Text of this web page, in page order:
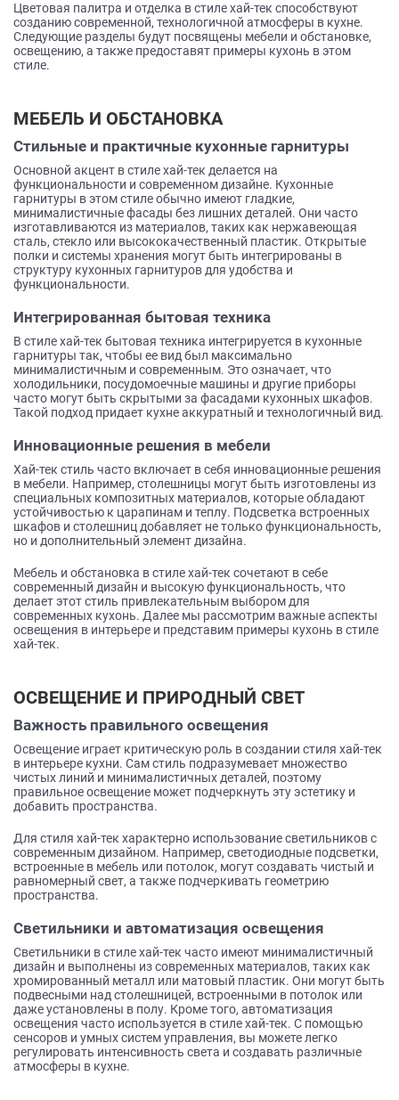
Цветовая палитра и отделка в стиле хай-тек способствуют
созданию современной, технологичной атмосферы в кухне.
Следующие разделы будут посвящены мебели и обстановке,
освещению, а также предоставят примеры кухонь в этом
стиле.
МЕБЕЛЬ И ОБСТАНОВКА
Стильные и практичные кухонные гарнитуры
Основной акцент в стиле хай-тек делается на
функциональности и современном дизайне. Кухонные
гарнитуры в этом стиле обычно имеют гладкие,
минималистичные фасады без лишних деталей. Они часто
изготавливаются из материалов, таких как нержавеющая
сталь, стекло или высококачественный пластик. Открытые
полки и системы хранения могут быть интегрированы в
структуру кухонных гарнитуров для удобства и
функциональности.
Интегрированная бытовая техника
В стиле хай-тек бытовая техника интегрируется в кухонные
гарнитуры так, чтобы ее вид был максимально
минималистичным и современным. Это означает, что
холодильники, посудомоечные машины и другие приборы
часто могут быть скрытыми за фасадами кухонных шкафов.
Такой подход придает кухне аккуратный и технологичный вид.
Инновационные решения в мебели
Хай-тек стиль часто включает в себя инновационные решения
в мебели. Например, столешницы могут быть изготовлены из
специальных композитных материалов, которые обладают
устойчивостью к царапинам и теплу. Подсветка встроенных
шкафов и столешниц добавляет не только функциональность,
но и дополнительный элемент дизайна.
Мебель и обстановка в стиле хай-тек сочетают в себе
современный дизайн и высокую функциональность, что
делает этот стиль привлекательным выбором для
современных кухонь. Далее мы рассмотрим важные аспекты
освещения в интерьере и представим примеры кухонь в стиле
хай-тек.
ОСВЕЩЕНИЕ И ПРИРОДНЫЙ СВЕТ
Важность правильного освещения
Освещение играет критическую роль в создании стиля хай-тек
в интерьере кухни. Сам стиль подразумевает множество
чистых линий и минималистичных деталей, поэтому
правильное освещение может подчеркнуть эту эстетику и
добавить пространства.
Для стиля хай-тек характерно использование светильников с
современным дизайном. Например, светодиодные подсветки,
встроенные в мебель или потолок, могут создавать чистый и
равномерный свет, а также подчеркивать геометрию
пространства.
Светильники и автоматизация освещения
Светильники в стиле хай-тек часто имеют минималистичный
дизайн и выполнены из современных материалов, таких как
хромированный металл или матовый пластик. Они могут быть
подвесными над столешницей, встроенными в потолок или
даже установлены в полу. Кроме того, автоматизация
освещения часто используется в стиле хай-тек. С помощью
сенсоров и умных систем управления, вы можете легко
регулировать интенсивность света и создавать различные
атмосферы в кухне.